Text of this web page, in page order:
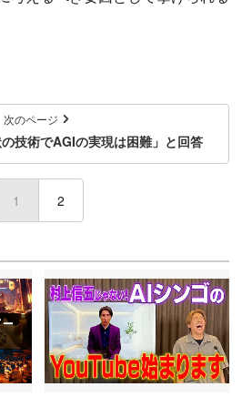
次のページ
技術でAGIの実現は困難」と回答
1 (current)
2